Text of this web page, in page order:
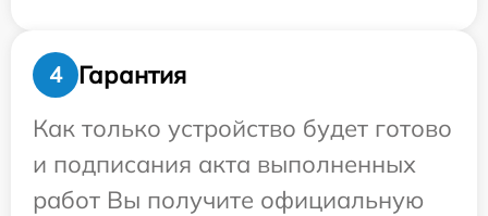
4
Гарантия
Как только устройство будет готово
и подписания акта выполненных
работ Вы получите официальную